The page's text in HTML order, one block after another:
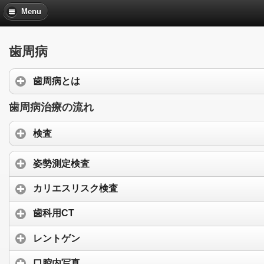
Menu
歯周病
歯周病とは
歯周病治療の流れ
検査
姿勢測定検査
カリエスリスク検査
歯科用CT
レントゲン